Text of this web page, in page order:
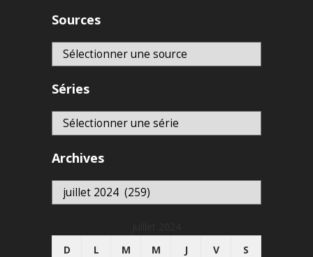
Sources
Séries
Archives
Archives
D
L M M J V S